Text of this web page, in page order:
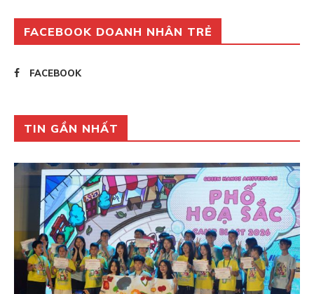
FACEBOOK DOANH NHÂN TRẺ
FACEBOOK
TIN GẦN NHẤT